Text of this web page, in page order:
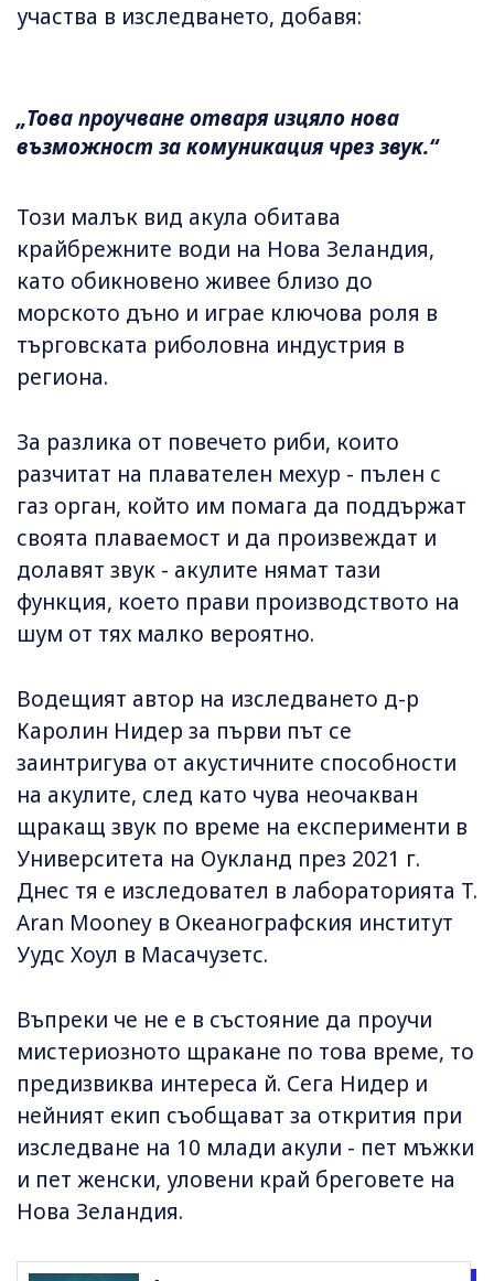
участва в изследването, добавя:
„Това проучване отваря изцяло нова
възможност за комуникация чрез звук.“
Този малък вид акула обитава
крайбрежните води на Нова Зеландия,
като обикновено живее близо до
морското дъно и играе ключова роля в
търговската риболовна индустрия в
региона.
За разлика от повечето риби, които
разчитат на плавателен мехур - пълен с
газ орган, който им помага да поддържат
своята плаваемост и да произвеждат и
долавят звук - акулите нямат тази
функция, което прави производството на
шум от тях малко вероятно.
Водещият автор на изследването д-р
Каролин Нидер за първи път се
заинтригува от акустичните способности
на акулите, след като чува неочакван
щракащ звук по време на експерименти в
Университета на Оукланд през 2021 г.
Днес тя е изследовател в лабораторията T.
Aran Mooney в Океанографския институт
Уудс Хоул в Масачузетс.
Въпреки че не е в състояние да проучи
мистериозното щракане по това време, то
предизвиква интереса й. Сега Нидер и
нейният екип съобщават за открития при
изследване на 10 млади акули - пет мъжки
и пет женски, уловени край бреговете на
Нова Зеландия.